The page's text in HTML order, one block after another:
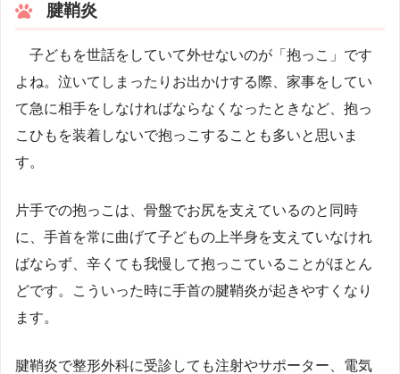
腱鞘炎
子どもを世話をしていて外せないのが「抱っこ」です
よね。泣いてしまったりお出かけする際、家事をしてい
て急に相手をしなければならなくなったときなど、抱っ
こひもを装着しないで抱っこすることも多いと思いま
す。
片手での抱っこは、骨盤でお尻を支えているのと同時
に、手首を常に曲げて子どもの上半身を支えていなけれ
ばならず、辛くても我慢して抱っこていることがほとん
どです。こういった時に手首の腱鞘炎が起きやすくなり
ます。
腱鞘炎で整形外科に受診しても注射やサポーター、電気